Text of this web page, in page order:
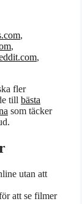
,
,
,
fler
till bästa
som täcker
utan att
att se filmer